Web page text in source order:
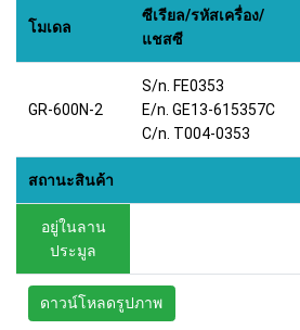
โมเดล
ซีเรียล/รหัสเครื่อง/
แชสซี
GR-600N-2
S/n. FE0353
E/n. GE13-615357C
C/n. T004-0353
สถานะสินค้า
อยู่ในลาน
ประมูล
ดาวน์โหลดรูปภาพ